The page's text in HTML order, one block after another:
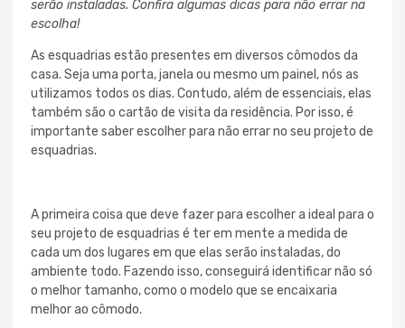
serão instaladas. Confira algumas dicas para não errar na
escolha!
As esquadrias estão presentes em diversos cômodos da
casa. Seja uma porta, janela ou mesmo um painel, nós as
utilizamos todos os dias. Contudo, além de essenciais, elas
também são o cartão de visita da residência. Por isso, é
importante saber escolher para não errar no seu projeto de
esquadrias.
A primeira coisa que deve fazer para escolher a ideal para o
seu projeto de esquadrias é ter em mente a medida de
cada um dos lugares em que elas serão instaladas, do
ambiente todo. Fazendo isso, conseguirá identificar não só
o melhor tamanho, como o modelo que se encaixaria
melhor ao cômodo.